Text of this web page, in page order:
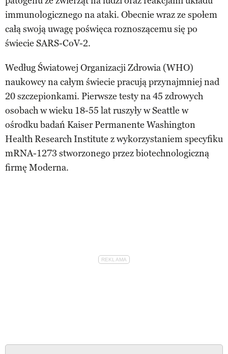
immunologicznego na ataki. Obecnie wraz ze społem
całą swoją uwagę poświęca roznoszącemu się po
świecie SARS-CoV-2.
Według Światowej Organizacji Zdrowia (WHO)
naukowcy na całym świecie pracują przynajmniej nad
20 szczepionkami. Pierwsze testy na 45 zdrowych
osobach w wieku 18-55 lat ruszyły w Seattle w
ośrodku badań Kaiser Permanente Washington
Health Research Institute z wykorzystaniem specyfiku
mRNA-1273 stworzonego przez biotechnologiczną
firmę Moderna.